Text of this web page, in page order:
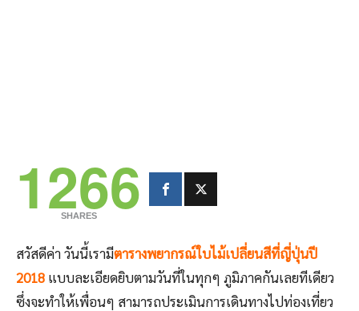
1266
SHARES
สวัสดีค่า วันนี้เรามีตารางพยากรณ์ใบไม้เปลี่ยนสีที่ญี่ปุ่นปี
2018 แบบละเอียดยิบตามวันที่ในทุกๆ ภูมิภาคกันเลยทีเดียว
ซึ่งจะทำให้เพื่อนๆ สามารถประเมินการเดินทางไปท่องเที่ยว